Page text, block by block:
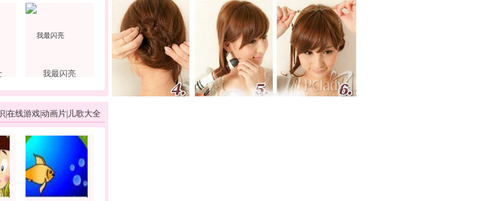
我最闪亮
在线游戏动画片 儿歌大全